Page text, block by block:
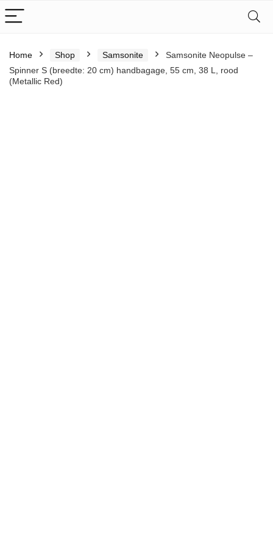
Home Shop Samsonite
Samsonite Neopulse –
Spinner S (breedte: 20 cm) handbagage, 55 cm, 38 L, rood
(Metallic Red)